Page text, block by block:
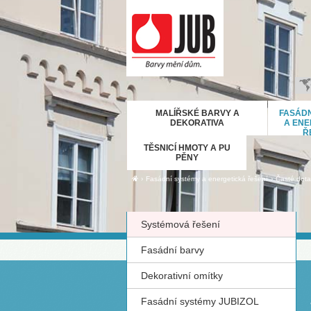
MALÍŘSKÉ BARVY A
DEKORATIVA
A
TĚSNICÍ HMOTY A PU
PĚNY
› Fasádní systémy a energetická řešení › Časté
Systémová řešení
Fasádní barvy
Dekorativní omítky
Fasádní systémy JUBIZOL